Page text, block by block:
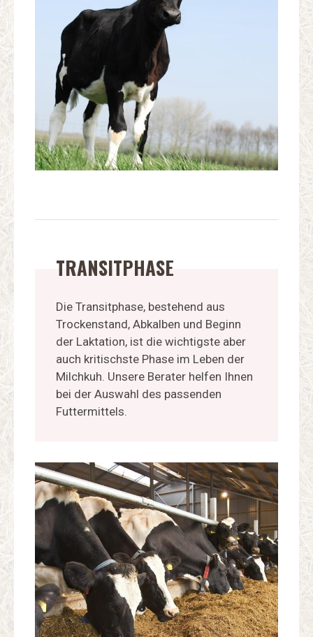
TRANSITPHASE
Die Transitphase, bestehend aus
Trockenstand, Abkalben und Beginn
der Laktation, ist die wichtigste aber
auch kritischste Phase im Leben der
Milchkuh. Unsere Berater helfen Ihnen
bei der Auswahl des passenden
Futtermittels.